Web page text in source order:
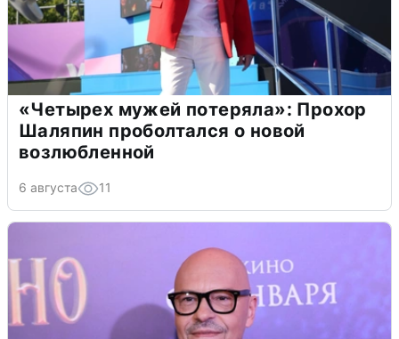
«Четырех мужей потеряла»: Прохор
Шаляпин проболтался о новой
возлюбленной
6 августа 11